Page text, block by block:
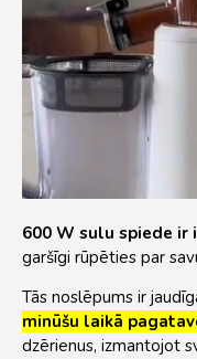
600 W sulu spiede ir
garšīgi rūpēties par
Tās noslēpums ir
minūšu laikā
dzērienus, izmantojot